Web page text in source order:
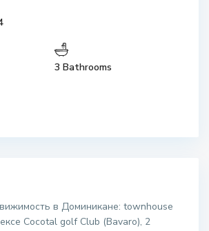
3 Bathrooms
в Доминикане: townhouse
Сocotal golf Club (Bavaro), 2